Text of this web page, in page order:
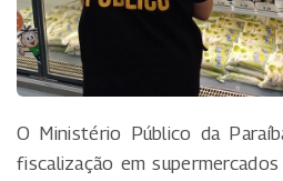
O Ministério Público da
fiscalização em